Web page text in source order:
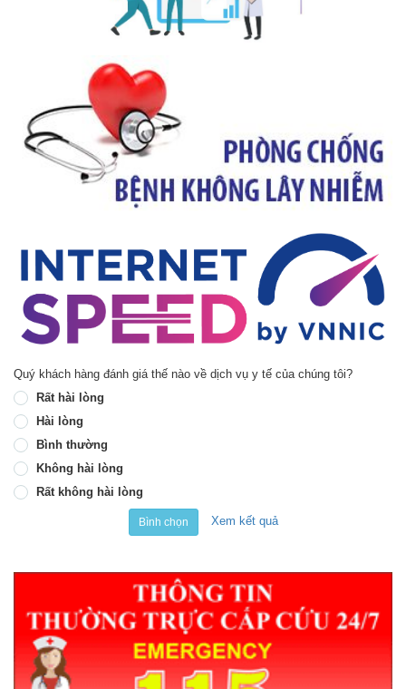
Quý khách hàng đánh giá thế nào về dịch vụ y tế của chúng tôi?
Rất hài lòng
Hài lòng
Bình thường
Không hài lòng
Rất không hài lòng
Bình chọn Xem kết quả